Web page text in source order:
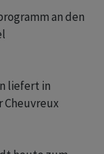
an den
liefert in
Cheuvreux